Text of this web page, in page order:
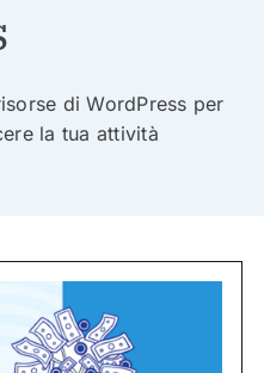
di WordPress per
la tua attività